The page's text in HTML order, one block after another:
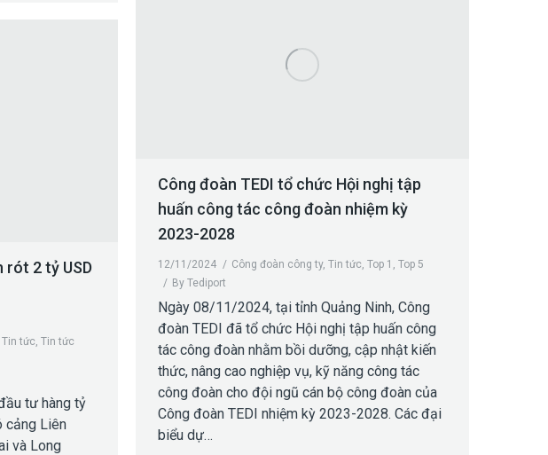
Công đoàn TEDI tổ chức Hội nghị tập
huấn công tác công đoàn nhiệm kỳ
2023-2028
12/11/2024 Công đoàn công ty, Tin tức Top 1
Top 5
By Tediport
Ngày 08/11/2024, tại tỉnh Quảng Ninh, Công
đoàn TEDI đã tổ chức Hội nghị tập huấn công
tác công đoàn nhằm bồi dưỡng, cập nhật kiến
thức, nâng cao nghiệp vụ, kỹ năng công tác
công đoàn cho đội ngũ cán bộ công đoàn của
Công đoàn TEDI nhiệm kỳ 2023-2028. Các đại
biểu dự…
rót 2 tỷ USD
Tin tức, Tin tức
tư hàng tỷ
cảng Liên
và Long